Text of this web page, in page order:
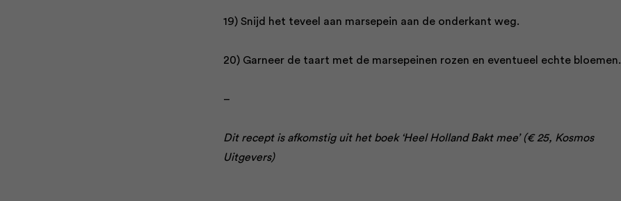
19) Snijd het teveel aan marsepein aan de onderkant weg.
20) Garneer de taart met de marsepeinen rozen en eventueel echte bloemen.
–
Dit recept is afkomstig uit het boek ‘Heel Holland Bakt mee’ (€ 25, Kosmos
Uitgevers)